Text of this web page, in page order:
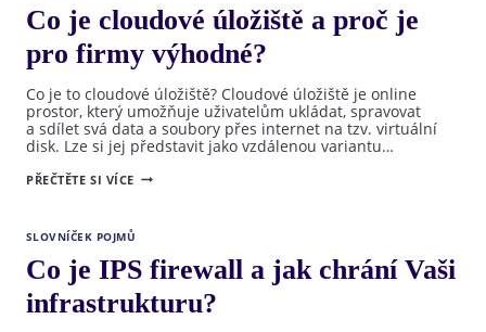
Co je cloudové úložiště a proč je
pro firmy výhodné?
Co je to cloudové úložiště? Cloudové úložiště je online
prostor, který umožňuje uživatelům ukládat, spravovat
a sdílet svá data a soubory přes internet na tzv. virtuální
disk. Lze si jej představit jako vzdálenou variantu…
PŘEČTĚTE SI VÍCECO
JE
A PROČ
JE
PRO
FIRMY
SLOVNÍČEK POJMŮ
Co je IPS firewall a jak chrání Vaši
infrastrukturu?